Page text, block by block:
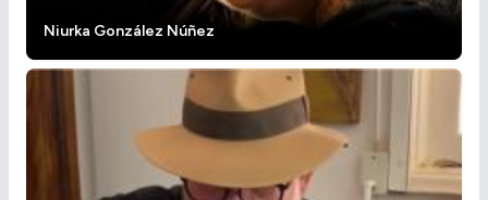
Niurka González Núñez